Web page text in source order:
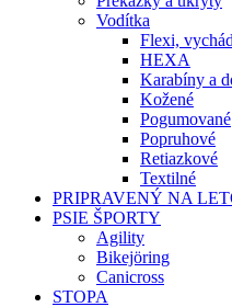
Vodítka
Flexi,
HEXA
Karabíny a
Kožené
Pogumované
Popruhové
Retiazkové
Textilné
PRIPRAVENÝ NA
PSIE ŠPORTY
Agility
Bikejöring
Canicross
STOPA